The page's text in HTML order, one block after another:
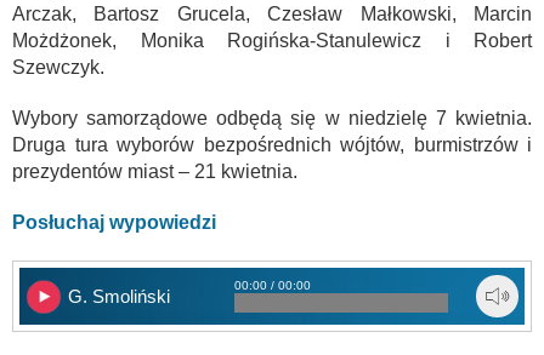
Arczak, Bartosz Grucela, Czesław Małkowski, Marcin
Możdżonek, Monika Rogińska-Stanulewicz i Robert
Szewczyk.
Wybory samorządowe odbędą się w niedzielę 7 kwietnia.
Druga tura wyborów bezpośrednich wójtów, burmistrzów i
prezydentów miast – 21 kwietnia.
Posłuchaj wypowiedzi
G. Smoliński
00:00 / 00:00